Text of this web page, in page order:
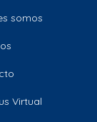
somos
Virtual